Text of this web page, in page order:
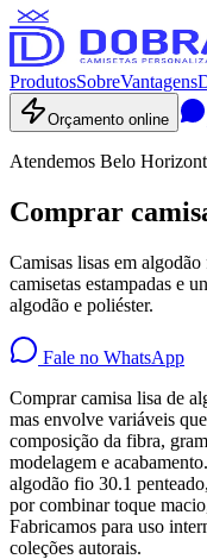
ProdutosSobreVantagens
Orçamento online
Atendemos Belo
Comprar
Camisas lisas em
camisetas estampadas e
algodão e poliéster.
Fale no WhatsApp
Comprar camisa lisa de
mas envolve variáveis
composição da fibra,
modelagem e
algodão fio 30.1
por combinar toque
Fabricamos para uso
coleções autorais.